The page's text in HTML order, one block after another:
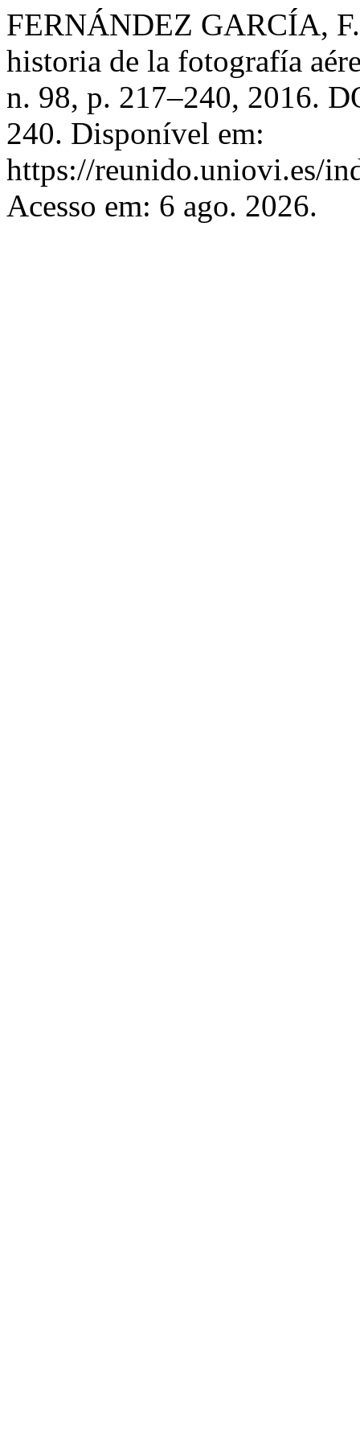
FERNÁNDEZ GARCÍA,
historia de la fotografía
n. 98, p. 217–240, 2016.
240. Disponível em:
https://reunido.uniovi.es/
Acesso em: 6 ago. 2026.